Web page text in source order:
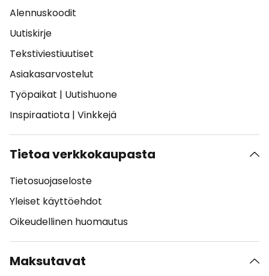
Alennuskoodit
Uutiskirje
Tekstiviestiuutiset
Asiakasarvostelut
Työpaikat | Uutishuone
Inspiraatiota | Vinkkejä
Tietoa verkkokaupasta
Tietosuojaseloste
Yleiset käyttöehdot
Oikeudellinen huomautus
Maksutavat